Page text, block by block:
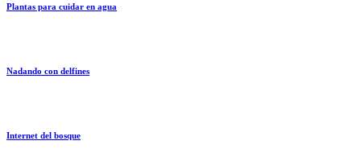
Plantas para cuidar en agua
Nadando con delfines
Internet del bosque